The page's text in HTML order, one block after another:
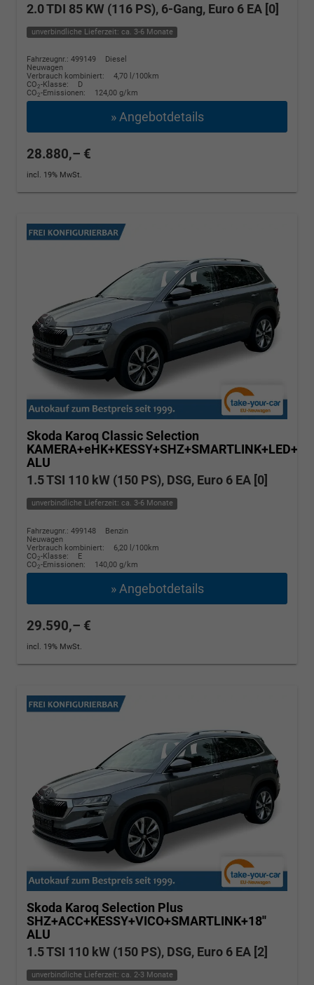
2.0 TDI 85 KW (116 PS), 6-Gang, Euro 6 EA [0]
unverbindliche Lieferzeit: ca. 3-6 Monate
Fahrzeugnr.: 499149
Diesel
Neuwagen
Verbrauch kombiniert:
4,70 l/100km
CO2-Klasse:
D
CO2-Emissionen: 124,00 g/km
» Angebotdetails
28.880,– €
incl. 19% MwSt.
Skoda Karoq Classic Selection
ALU
1.5 TSI 110 kW (150 PS), DSG, Euro 6 EA [0]
unverbindliche Lieferzeit: ca. 3-6 Monate
Fahrzeugnr.: 499148
Benzin
Neuwagen
Verbrauch kombiniert:
6,20 l/100km
CO2-Klasse:
E
CO2-Emissionen: 140,00 g/km
» Angebotdetails
29.590,– €
incl. 19% MwSt.
Skoda Karoq Selection Plus
SHZ+ACC+KESSY+VICO+SMARTLINK+18''
ALU
1.5 TSI 110 kW (150 PS), DSG, Euro 6 EA [2]
unverbindliche Lieferzeit: ca. 2-3 Monate